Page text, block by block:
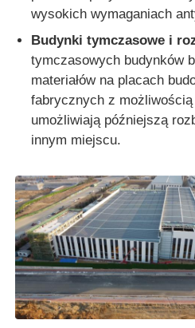
wysokich wymaganiach
Budynki tymczasowe i
tymczasowych budynków
materiałów na placach
fabrycznych z
umożliwiają późniejszą
innym miejscu.